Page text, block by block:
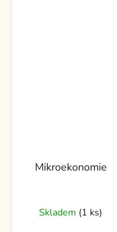
Mikroekonomie
Skladem (1 ks)